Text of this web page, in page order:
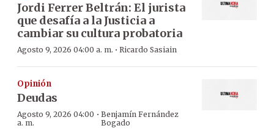
Jordi Ferrer Beltrán: El jurista
que desafía a la Justicia a
cambiar su cultura probatoria
Agosto 9, 2026 04:00 a. m. · Ricardo Sasiain
Opinión
Deudas
Agosto 9, 2026 04:00
a. m.
·Benjamín Fernández
Bogado